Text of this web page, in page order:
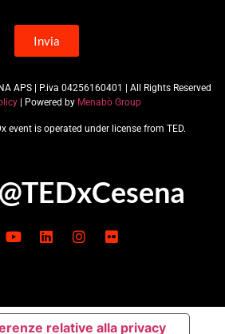
Invia
APS | P.iva 04256160401 | All Rights Reserved
| Powered by Menabò Group
event is operated under license from TED.
relative alla privacy